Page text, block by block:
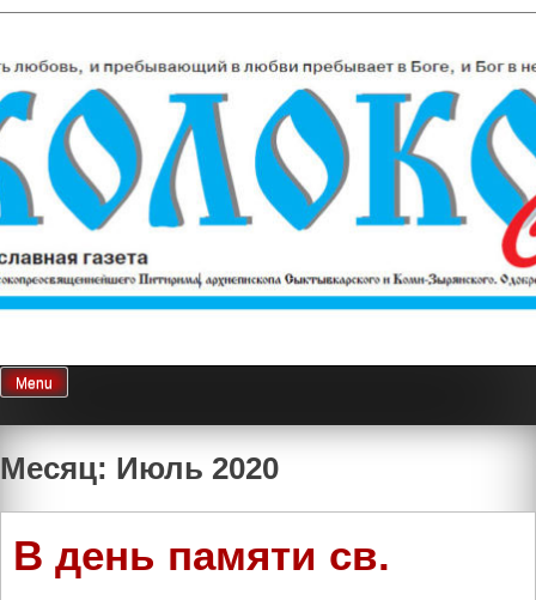
content
Колокол Севера
Menu
Месяц: Июль 2020
В день памяти св.